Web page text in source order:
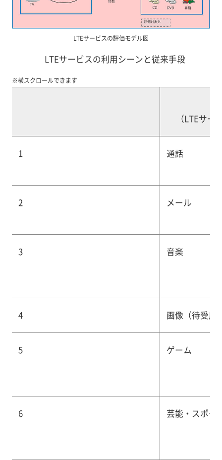
LTEサービスの評価モデル図
LTEサービスの利用シーンと従来手段
※横スクロールできます
（LTEサ
1 通話
2 メール
3 音楽
4 画像（待受用
5 ゲーム
6 芸能・スポー